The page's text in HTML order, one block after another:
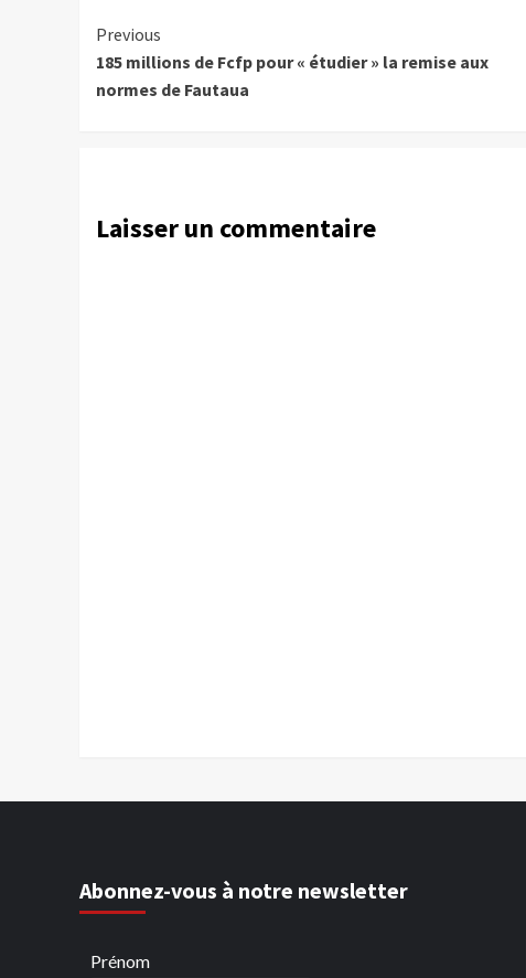
Continue
Reading
Previous
185 millions de Fcfp pour « étudier » la remise aux
normes de Fautaua
Laisser un commentaire
Abonnez-vous à notre newsletter
Prénom